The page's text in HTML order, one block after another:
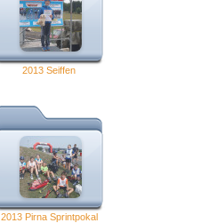
2013 Seiffen
2013 Pirna Sprintpokal